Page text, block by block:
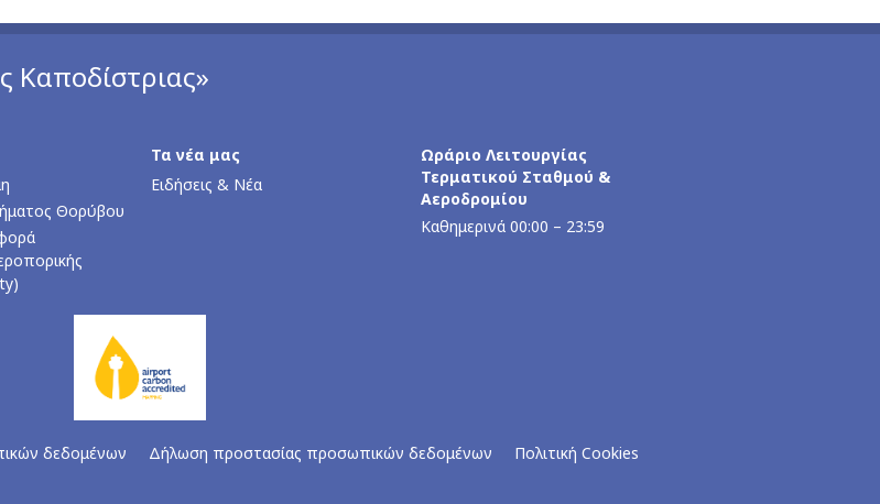
Καποδίστριας»
Θορύβου
Τα νέα μας
Ειδήσεις & Νέα
Ωράριο Λειτουργίας
Τερματικού Σταθμού &
Αεροδρομίου
Kαθημερινά 00:00 – 23:59
δεδομένων Δήλωση προστασίας προσωπικών δεδομένων
Πολιτική Cookies